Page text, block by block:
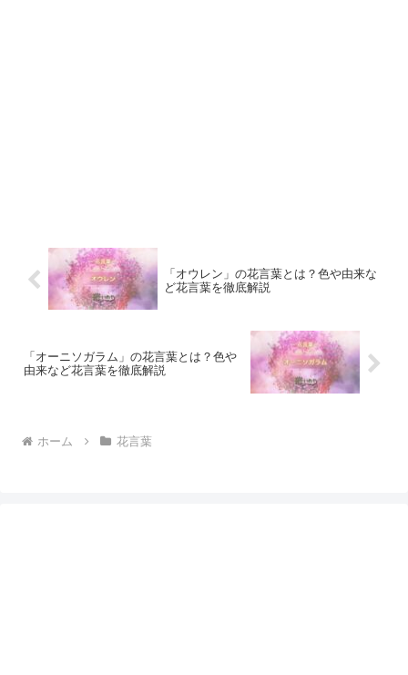
「オウレン」の花言葉とは？色や由来な
ど花言葉を徹底解説
「オーニソガラム」の花言葉とは？色や
由来など花言葉を徹底解説
ホーム 花言葉